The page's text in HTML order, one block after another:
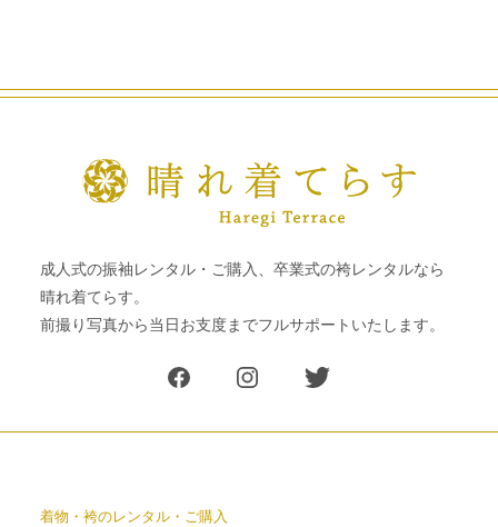
成人式の振袖レンタル・ご購入、卒業式の袴レンタルなら
晴れ着てらす。
前撮り写真から当日お支度までフルサポートいたします。
着物・袴のレンタル・ご購入